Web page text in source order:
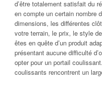
d’être totalement satisfait du
en compte un certain nombre
dimensions, les différentes
votre terrain, le prix, le style
êtes en quête d’un produit
présentant aucune difficulté
opter pour un portail
coulissants rencontrent un